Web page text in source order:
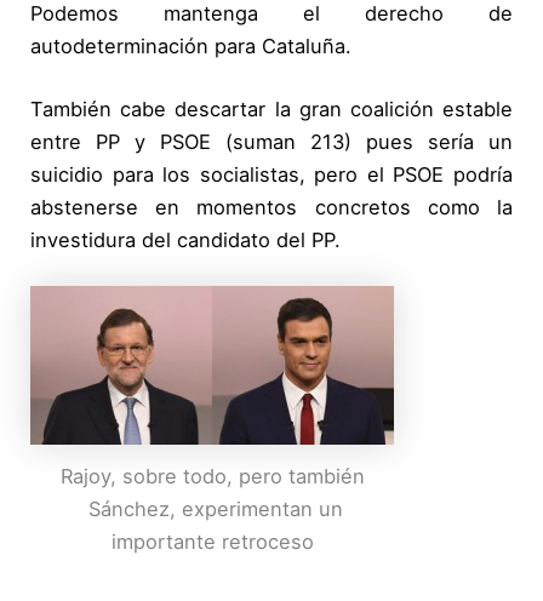
Podemos mantenga el derecho de
autodeterminación para Cataluña.
También cabe descartar la gran coalición estable
entre PP y PSOE (suman 213) pues sería un
suicidio para los socialistas, pero el PSOE podría
abstenerse en momentos concretos como la
investidura del candidato del PP.
Rajoy, sobre todo, pero también
Sánchez, experimentan un
importante retroceso